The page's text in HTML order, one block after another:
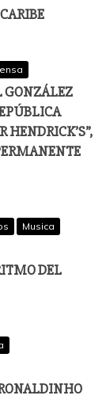
GONZÁLEZ
Musica
DEL